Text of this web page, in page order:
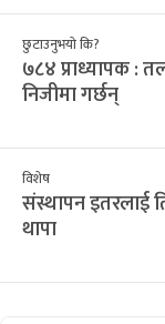
छुटाउनुभयो कि?
७८४ प्राध्यापक :
निजीमा गर्छन्
विशेष
संस्थापन इतरलाई
थापा